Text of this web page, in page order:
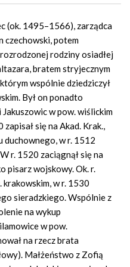
(ok. 1495–1566), zarządca
czechowski, potem
rodziny osiadłej
bratem stryjecznym
wspólnie dziedziczył
Był on ponadto
w pow. wiślickim
się na Akad. Krak.,
duchownego, w r. 1512
r. 1520 zaciągnął się na
pisarz wojskowy. Ok. r.
krakowskim, w r. 1530
sieradzkiego. Wspólnie z
na wykup
w pow.
na rzecz brata
Małżeństwo z Zofią